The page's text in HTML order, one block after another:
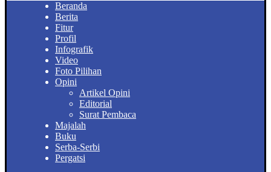
Beranda
Berita
Fitur
Profil
Infografik
Video
Foto Pilihan
Opini
Artikel Opini
Editorial
Surat Pembaca
Majalah
Buku
Serba-Serbi
Pergatsi